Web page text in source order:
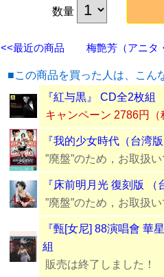
数量
<<最近の商品 梅艶芳（アニタ
■この商品を買った人は、こん
『紅与黒』 CD全2枚組
キャンペーン 2786円（
『我的少女時代（台湾
”廃盤”のため，お取扱
『床前明月光 復刻版
”廃盤”のため，お取扱
『甄[女尼] 88演唱會 華
組
販売は終了しました！